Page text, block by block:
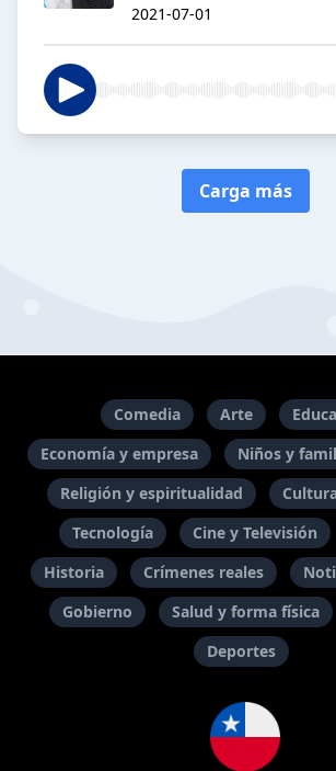
2021-07-01
Carga más
Comedia Arte
Economía y empresa
Niños y
Religión y espiritualidad
Tecnología
Cine y Televisión
Historia
Crímenes reales
Gobierno
Salud y forma física
Deportes